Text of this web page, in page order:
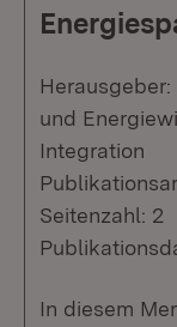
und
Integration
Seitenzahl: 2
In diesem